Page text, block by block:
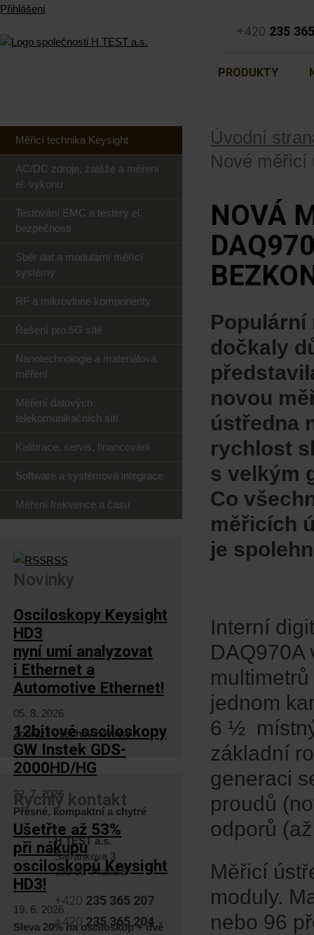
+420 235
PRODUKTY
Přihlášení
Úvodní
Nové měřicí
NOVÁ
Populární
dočkaly
novou
ústředna
rychlost
s velkým
Co
měřicích
je
Interní
DAQ970A
multimetrů
jednom
6 ½
základní
generaci
proudů
odporů
Měřicí
moduly.
nebo 96
Měřicí technika Keysight
AC/DC zdroje, zátěže a měření
el. výkonu
Testování EMC a testery el.
bezpečnosti
Sběr dat a modulární měřící
systémy
RF a mikrovlnné komponenty
Řešení pro 5G sítě
Nanotechnologie a materiálová
měření
Měření datových
telekomunikačních sítí
Kalibrace, servis, financování
Software a systémová integrace
Měření frekvence a času
RSS
Novinky
Osciloskopy Keysight
HD3
nyní umí analyzovat
i Ethernet a
Automotive Ethernet!
05. 8. 2026
12bitové osciloskopy
GW Instek GDS-
2000HD/HG
22. 7. 2026
Přesné, kompaktní a chytré
Ušetřte až 53%
při nákupu
osciloskopů Keysight
HD3!
19. 6. 2026
Sleva 20% na osciloskop + dvě
Zobrazit všechny novinky
Rychlý kontakt
H TEST a.s.
Šafránkova 3
155 00 Praha 5
+420 235 365 207
+420 235 365 204